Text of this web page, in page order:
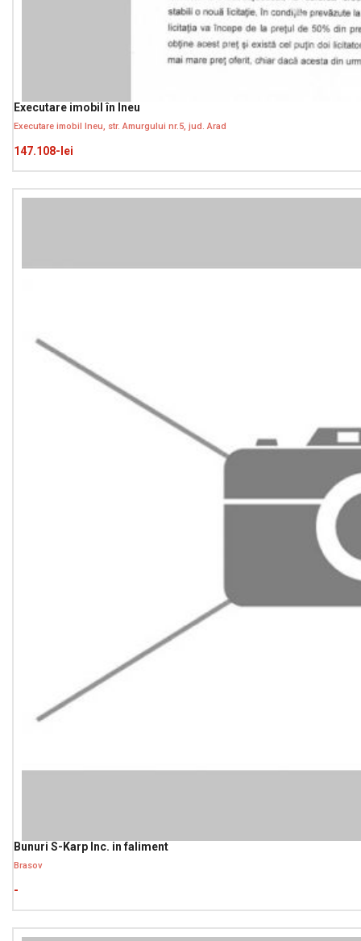
Executare imobil în Ineu
Executare imobil Ineu, str. Amurgului nr.5, jud. Arad
147.108-lei
Bunuri S-Karp Inc. in faliment
Brasov
-